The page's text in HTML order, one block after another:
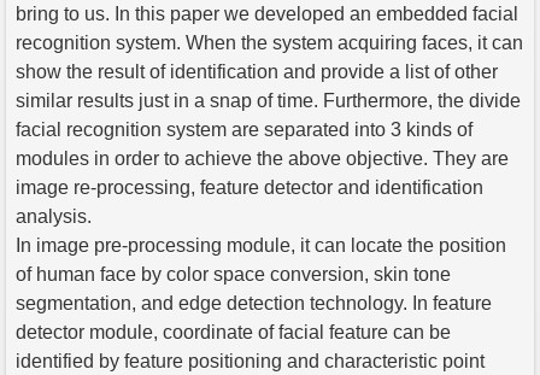
bring to us. In this paper we developed an embedded facial
recognition system. When the system acquiring faces, it can
show the result of identification and provide a list of other
similar results just in a snap of time. Furthermore, the divide
facial recognition system are separated into 3 kinds of
modules in order to achieve the above objective. They are
image re-processing, feature detector and identification
analysis.
In image pre-processing module, it can locate the position
of human face by color space conversion, skin tone
segmentation, and edge detection technology. In feature
detector module, coordinate of facial feature can be
identified by feature positioning and characteristic point